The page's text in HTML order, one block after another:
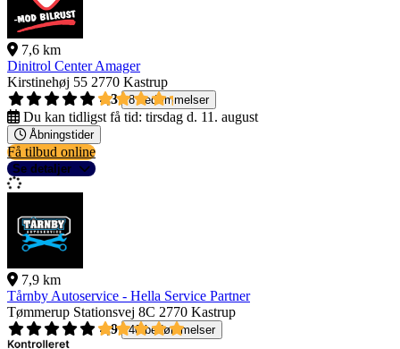
7,6 km
Dinitrol Center Amager
Kirstinehøj 55 2770 Kastrup
4,3
8 bedømmelser
Du kan tidligst få tid: tirsdag d. 11. august
Åbningstider
Få tilbud online
Se detaljer
7,9 km
Tårnby Autoservice - Hella Service Partner
Tømmerup Stationsvej 8C 2770 Kastrup
4,9
40 bedømmelser